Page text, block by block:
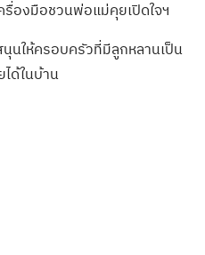
องมือชวนพ่อแม่คุยเปิดใจฯ
นให้ครอบครัวที่มีลูกหลานเป็น
ได้ในบ้าน